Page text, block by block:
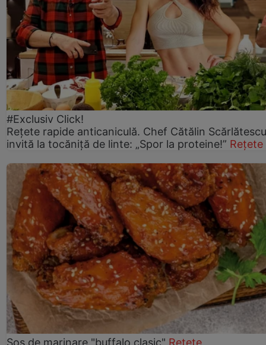
#Exclusiv Click!
Rețete rapide anticaniculă. Chef Cătălin
invită la tocăniță de linte: „Spor la proteine!” Rețete
Sos de marinare "buffalo clasic" Rețete